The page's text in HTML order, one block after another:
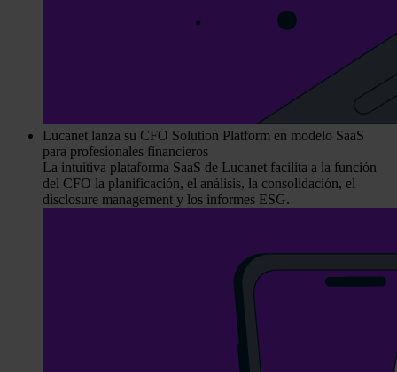
Lucanet lanza su CFO Solution Platform en modelo SaaS
para profesionales financieros
La intuitiva plataforma SaaS de Lucanet facilita a la función
del CFO la planificación, el análisis, la consolidación, el
disclosure management y los informes ESG.